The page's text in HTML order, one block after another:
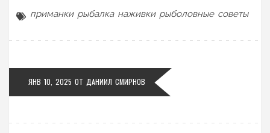
приманки рыбалка наживки рыболовные советы
ЯНВ 10, 2025 ОТ ДАНИИЛ СМИРНОВ